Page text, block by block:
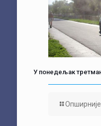
У понедељак
Опширније